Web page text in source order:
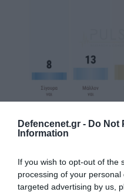
Defencenet.gr - Do Not
Information
If you wish to opt-out of the
processing of your
targeted advertising by us,